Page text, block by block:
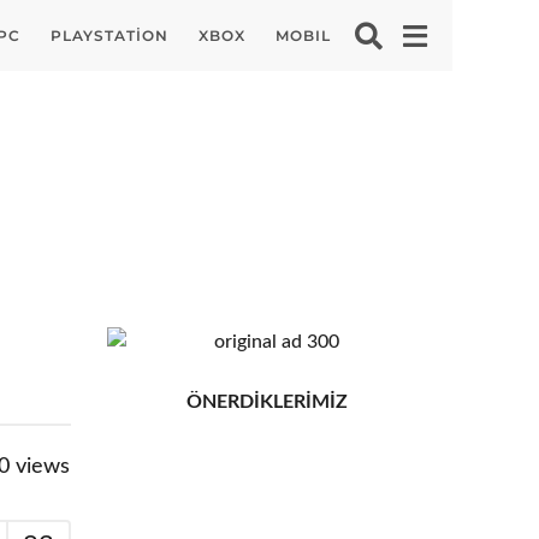
PLAYSTATION XBOX MOBIL
views
ÖNERDİKLERİMİZ